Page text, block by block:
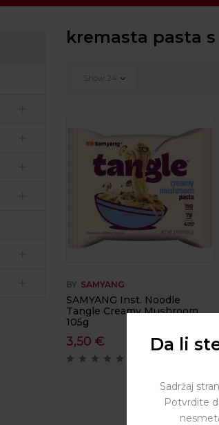
kremasta pasta
Show 24
BY SAMYANG
SAMYANG Inst. Noodle
Tangle Creamy Mushroom
105g
3,50 € Da li
Sadržaj
Potvrdite